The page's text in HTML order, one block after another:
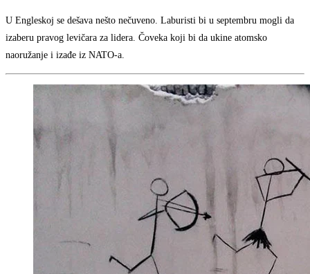
U Engleskoj se dešava nešto nečuveno. Laburisti bi u septembru mogli da
izaberu pravog levičara za lidera. Čoveka koji bi da ukine atomsko
naoružanje i izađe iz NATO-a.